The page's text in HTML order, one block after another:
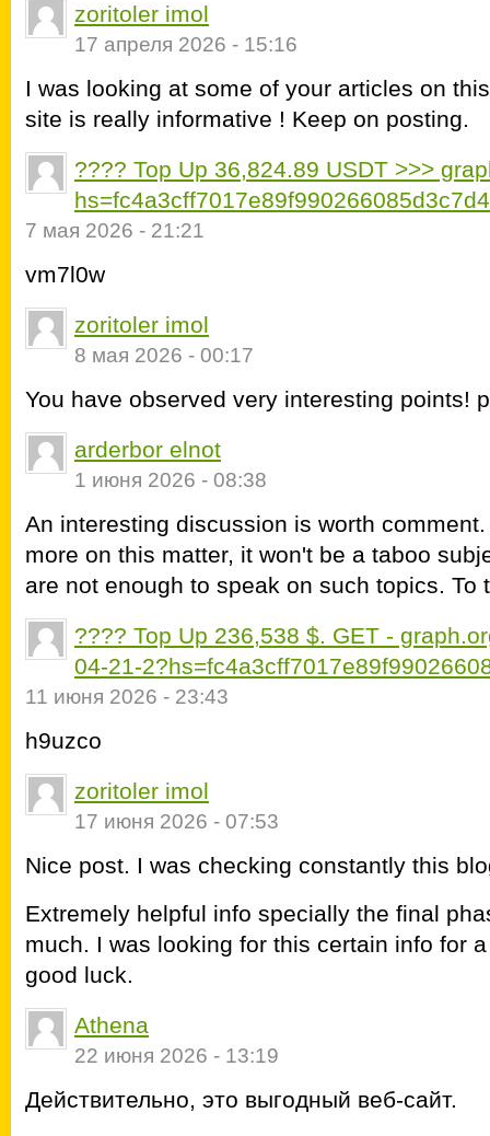
zoritoler imol
17 апреля 2026 - 15:16
I was looking at some of your articles on
site is really informative ! Keep on posting.
???? Top Up 36,824.89 USDT >>>
7 мая 2026 - 21:21
vm7l0w
zoritoler imol
8 мая 2026 - 00:17
You have observed very interesting points!
arderbor elnot
1 июня 2026 - 08:38
An interesting discussion is worth
more on this matter, it won't be a taboo
are not enough to speak on such topics. To
???? Top Up 236,538 $. GET -
04-21-
11 июня 2026 - 23:43
h9uzco
zoritoler imol
17 июня 2026 - 07:53
Nice post. I was checking constantly this
Extremely helpful info specially the final
much. I was looking for this certain info for
good luck.
Athena
22 июня 2026 - 13:19
Действительно, это выгодный веб-сайт.